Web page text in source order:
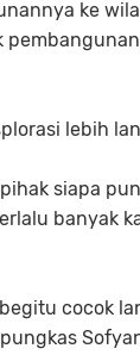
ke
lebih
siapa
banyak
cocok